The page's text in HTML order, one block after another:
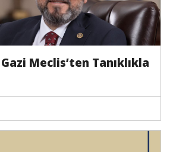
Meclis’ten Tanıklıkla